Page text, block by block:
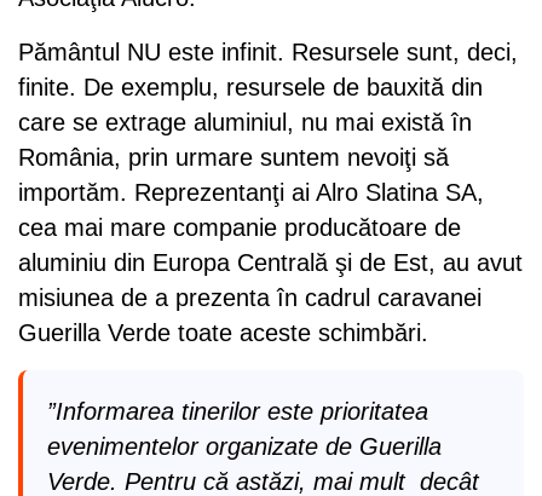
Pământul NU este infinit. Resursele sunt, deci,
finite. De exemplu, resursele de bauxită din
care se extrage aluminiul, nu mai există în
România, prin urmare suntem nevoiţi să
importăm. Reprezentanţi ai Alro Slatina SA,
cea mai mare companie producătoare de
aluminiu din Europa Centrală şi de Est, au avut
misiunea de a prezenta în cadrul caravanei
Guerilla Verde toate aceste schimbări.
”Informarea tinerilor este prioritatea
evenimentelor organizate de Guerilla
Verde. Pentru că astăzi, mai mult decât